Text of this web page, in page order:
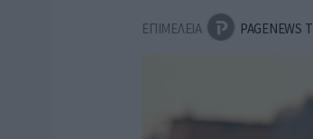
ΕΠΙΜΕΛΕΙΑ PAGENEWS